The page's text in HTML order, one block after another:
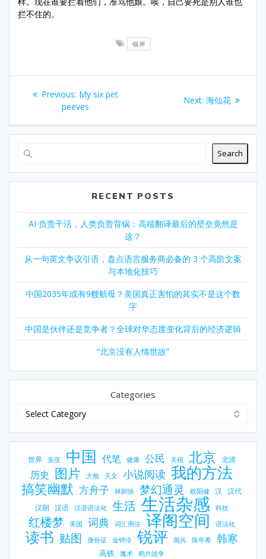
拦不住的。
锐评
Post
navigation
Previous: Previous
post:
My six pet
peeves
Next: Next
海仙花
Search
RECENT POSTS
AI 负责干活，人类负责背锅：高端翻译最后的壁垒竟然是
这？
从一句英文争议引语，盘点语言服务商必备的 3 个高阶文案
与本地化技巧
中国2035年或有9艘航母？美国真正害怕的其实不是这个数
字
中国是伙伴还是竞争者？全球对华态度变化背后的经济逻辑
“北京没有人情世故”
Categories
世界 东亚 中国 代笔 健康 公民 关税 北京 北漂
历史 图片 大炮 天文 小说阅读 我的方法
搞笑幽默 方舟子 林则徐 梦幻通灵 欧阳健 汉 汉代
汉朝 汉语 汉语语法化 生活 生活杂感 科技
红楼梦 美国 词典 词汇用法 译阁空间 语法化
读书 贴图 身份证 金钟泠 锐评 阅兵 陈年希 韩寒
高铁 魔术 鸦片战争